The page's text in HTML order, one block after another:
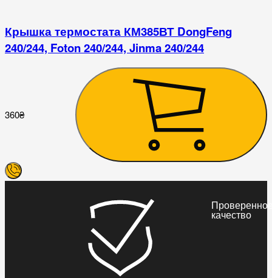
Крышка термостата КМ385ВТ DongFeng
240/244, Foton 240/244, Jinma 240/244
360₴
качество